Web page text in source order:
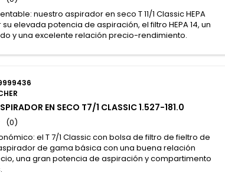
nuestro aspirador en seco T 11/1 Classic HEPA
elevada potencia de aspiración, el filtro HEPA 14, un
y una excelente relación precio-rendimiento.
EN SECO T7/1 CLASSIC 1.527-181.0
(0)
el T 7/1 Classic con bolsa de filtro de fieltro de
de gama básica con una buena relación
una gran potencia de aspiración y compartimento